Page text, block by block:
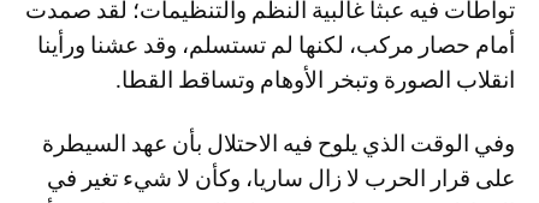
تواطأت فيه عبثا غالبية النظم والتنظيمات؛ لقد صمدت
أمام حصار مركب، لكنها لم تستسلم، وقد عشنا ورأينا
انقلاب الصورة وتبخر الأوهام وتساقط القطا.
وفي الوقت الذي يلوح فيه الاحتلال بأن عهد السيطرة
على قرار الحرب لا زال ساريا، وكأن لا شيء تغير في